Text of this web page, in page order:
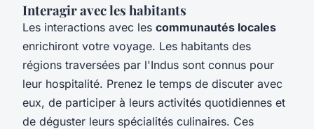
Interagir avec les habitants
Les interactions avec les communautés locales
enrichiront votre voyage. Les habitants des
régions traversées par l'Indus sont connus pour
leur hospitalité. Prenez le temps de discuter avec
eux, de participer à leurs activités quotidiennes et
de déguster leurs spécialités culinaires. Ces